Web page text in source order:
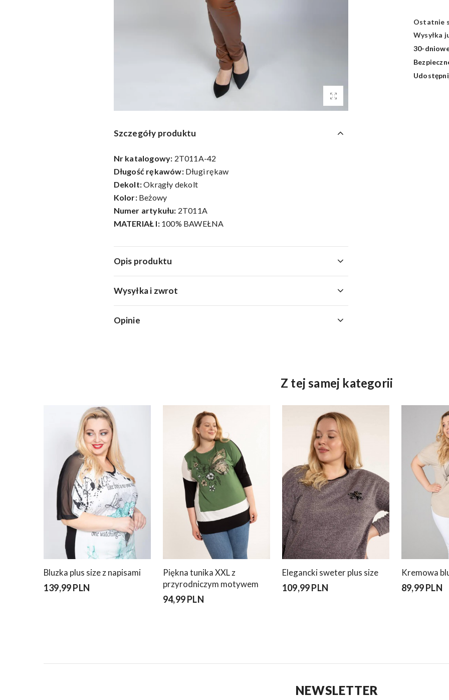
Szczegóły produktu
Nr katalogowy: 2T011A-42
Długość rękawów: Długi rękaw
Dekolt:Okrągły dekolt
Kolor: Beżowy
Numer artykułu: 2T011A
MATERIAŁ I: 100% BAWEŁNA
Opis produktu
Wysyłka i zwrot
Opinie
Ostatnie
Wysyłka
30-
Z tej samej kategorii
Bluzka plus size z napisami
139,99 PLN
Piękna tunika XXL z
przyrodniczym motywem
94,99 PLN
Elegancki sweter plus size
109,99 PLN
Kremowa
89,99 PLN
NEWSLETTER